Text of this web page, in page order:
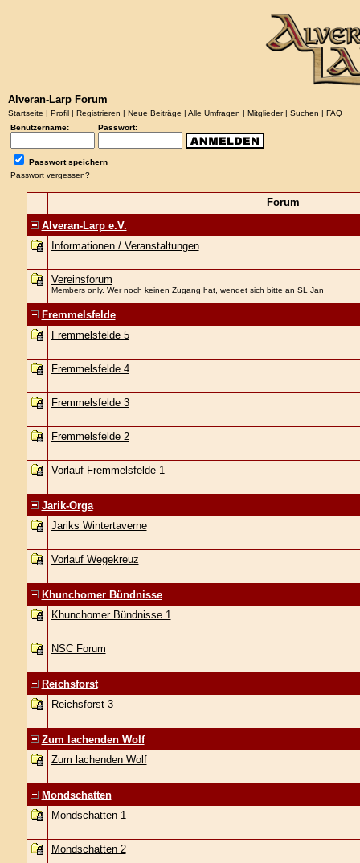
Alveran-Larp Forum
Startseite | Profil | Registrieren | Neue Beiträge | Alle Umfragen | Mitglieder| Suchen | FAQ
Benutzername:
Passwort:
Passwort speichern
Passwort vergessen?
Forum
Alveran-Larp e.V.
Informationen / Veranstaltungen
Vereinsforum
Members only. Wer noch keinen Zugang hat, wendet sich bitte an SL Jan
Fremmelsfelde
Fremmelsfelde 5
Fremmelsfelde 4
Fremmelsfelde 3
Fremmelsfelde 2
Vorlauf Fremmelsfelde 1
Jarik-Orga
Jariks Wintertaverne
Vorlauf Wegekreuz
Khunchomer Bündnisse
Khunchomer Bündnisse 1
NSC Forum
Reichsforst
Reichsforst 3
Zum lachenden Wolf
Zum lachenden Wolf
Mondschatten
Mondschatten 1
Mondschatten 2